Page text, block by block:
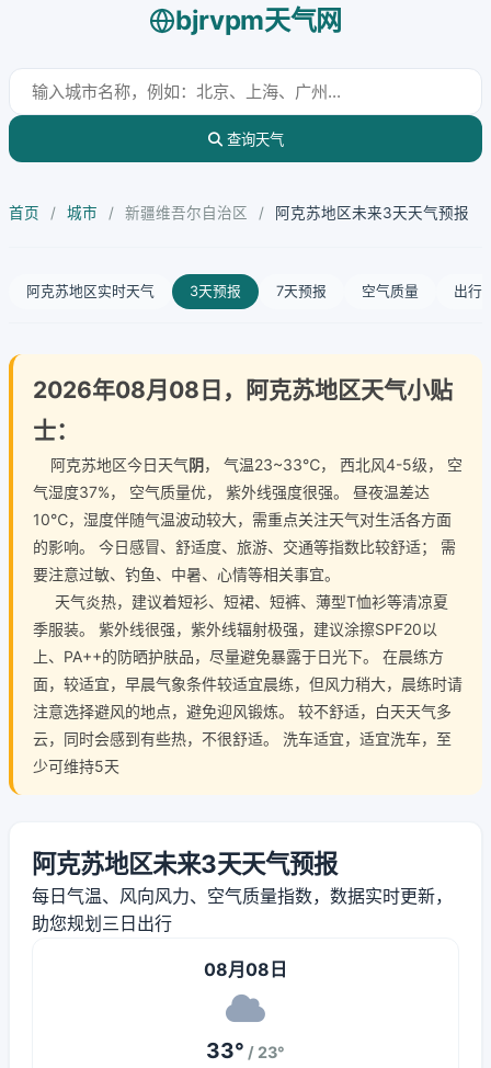
bjrvpm天气网
查询天气
首页 / 城市 / 新疆维吾尔自治区 / 阿克苏地区未来3天天气预报
阿克苏地区实时天气 3天预报 7天预报 空气质量 出行
2026年08月08日，阿克苏地区天气小贴
士：
阿克苏地区今日天气阴， 气温23~33℃， 西北风4-5级， 空
气湿度37%， 空气质量优， 紫外线强度很强。 昼夜温差达
10℃，湿度伴随气温波动较大，需重点关注天气对生活各方面
的影响。 今日感冒、舒适度、旅游、交通等指数比较舒适； 需
要注意过敏、钓鱼、中暑、心情等相关事宜。
天气炎热，建议着短衫、短裙、短裤、薄型T恤衫等清凉夏
季服装。 紫外线很强，紫外线辐射极强，建议涂擦SPF20以
上、PA++的防晒护肤品，尽量避免暴露于日光下。 在晨练方
面，较适宜，早晨气象条件较适宜晨练，但风力稍大，晨练时请
注意选择避风的地点，避免迎风锻炼。 较不舒适，白天天气多
云，同时会感到有些热，不很舒适。 洗车适宜，适宜洗车，至
少可维持5天
阿克苏地区未来3天天气预报
每日气温、风向风力、空气质量指数，数据实时更新，
助您规划三日出行
08月08日
33° / 23°